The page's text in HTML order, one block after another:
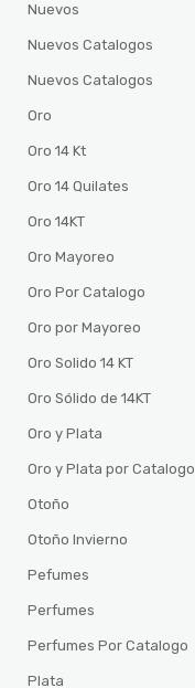
Nuevos
Nuevos Catalogos
Nuevos Catalogos
Oro
Oro 14 Kt
Oro 14 Quilates
Oro 14KT
Oro Mayoreo
Oro Por Catalogo
Oro por Mayoreo
Oro Solido 14 KT
Oro Sólido de 14KT
Oro y Plata
Oro y Plata por Catalogo
Otoño
Otoño Invierno
Pefumes
Perfumes
Perfumes Por Catalogo
Plata